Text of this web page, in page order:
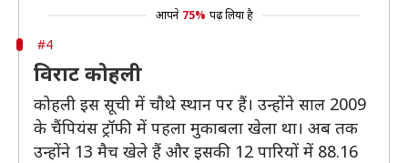
आपने 75% पढ़ लिया है
#4
विराट कोहली
कोहली इस सूची में चौथे स्थान पर हैं। उन्होंने साल 2009
के चैंपियंस ट्रॉफी में पहला मुकाबला खेला था। अब तक
उन्होंने 13 मैच खेले हैं और इसकी 12 पारियों में 88.16